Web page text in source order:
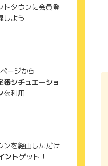
トタウンに会員登
しよう
ージから
番シチュエーショ
を利用
ンを経由しただけ
ントゲット！